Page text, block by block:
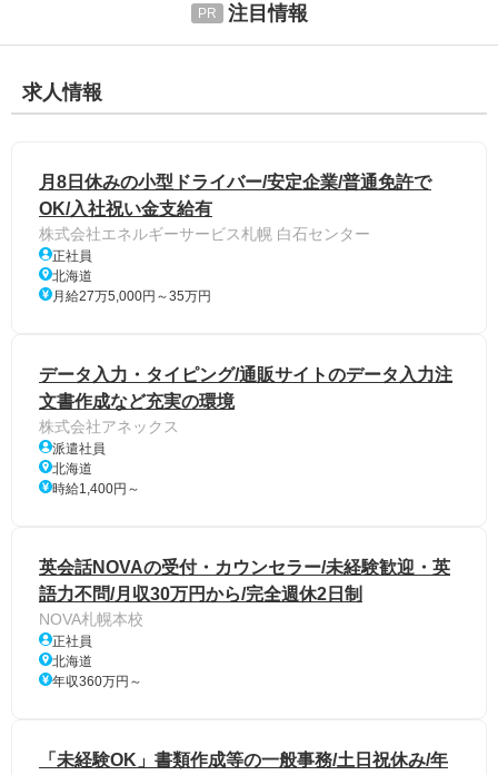
注目情報
求人情報
月8日休みの小型ドライバー/安定企業/普通免許で
OK/入社祝い金支給有
株式会社エネルギーサービス札幌 白石センター
正社員
北海道
月給27万5,000円～35万円
データ入力・タイピング/通販サイトのデータ入力注
文書作成など充実の環境
株式会社アネックス
派遣社員
北海道
時給1,400円～
英会話NOVAの受付・カウンセラー/未経験歓迎・英
語力不問/月収30万円から/完全週休2日制
NOVA札幌本校
正社員
北海道
年収360万円～
「未経験OK」書類作成等の一般事務/土日祝休み/年